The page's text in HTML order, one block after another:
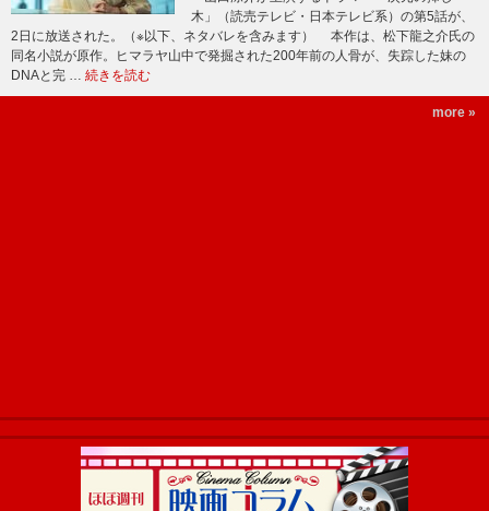
木」（読売テレビ・日本テレビ系）の第5話が、
2日に放送された。（※以下、ネタバレを含みます） 本作は、松下龍之介氏の
同名小説が原作。ヒマラヤ山中で発掘された200年前の人骨が、失踪した妹の
DNAと完 … 続きを読む
more »